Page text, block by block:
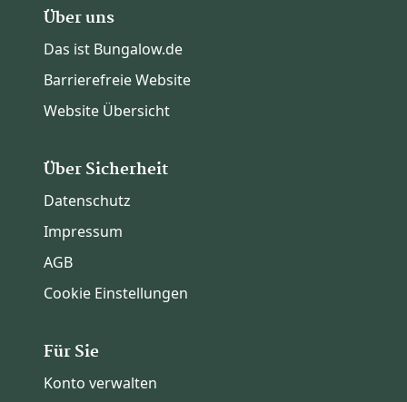
Über uns
Das ist Bungalow.de
Barrierefreie Website
Website Übersicht
Über Sicherheit
Datenschutz
Impressum
AGB
Cookie Einstellungen
Für Sie
Konto verwalten